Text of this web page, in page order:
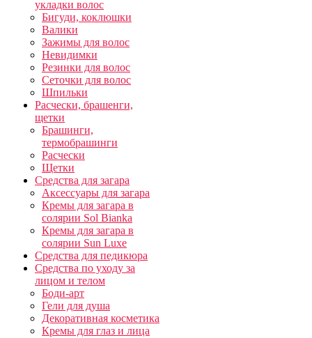
укладки волос
Бигуди, коклюшки
Валики
Зажимы для волос
Невидимки
Резинки для волос
Сеточки для волос
Шпильки
Расчески, брашенги,
щетки
Брашинги,
термобрашинги
Расчески
Щетки
Средства для загара
Аксессуары для загара
Кремы для загара в
солярии Sol Bianka
Кремы для загара в
солярии Sun Luxe
Средства для педикюра
Средства по уходу за
лицом и телом
Боди-арт
Гели для душа
Декоративная косметика
Кремы для глаз и лица